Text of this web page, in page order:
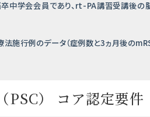
卒中学会会員であり、rt-PA講習受講後
施行例のデータ（症例数と3ヵ月後の
PSC） コア認定要件